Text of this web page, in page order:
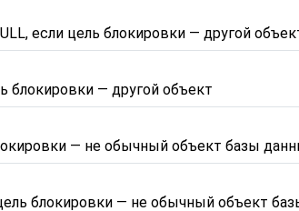
если цель блокировки — другой
блокировки — другой объект
— не обычный объект базы
блокировки — не обычный объект